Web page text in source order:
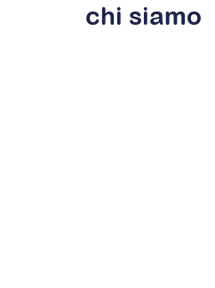
chi siamo